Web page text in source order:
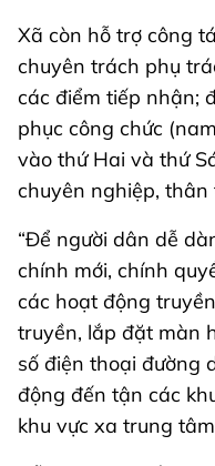
Xã còn hỗ trợ công
chuyên trách phụ
các điểm tiếp nhận;
phục công chức
vào thứ Hai và thứ
chuyên nghiệp,
“Để người dân dễ
chính mới, chính
các hoạt động
truyền, lắp đặt màn
số điện thoại đường
động đến tận các
khu vực xa trung